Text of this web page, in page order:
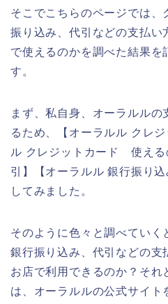
そこでこちらのページでは、
振り込み、代引などの支払い
で使えるのかを調べた結果を
す。
まず、私自身、オーラルル
るため、【オーラルル クレ
ル クレジットカード 使える
引】【オーラルル 銀行振り
してみました。
そのように色々と調べていく
銀行振り込み、代引などの支
お店で利用できるのか？それ
は、オーラルルの公式サイト